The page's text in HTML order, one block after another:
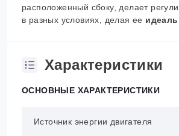
расположенный сбоку, делает
в разных условиях, делая ее
Характеристики
ОСНОВНЫЕ ХАРАКТЕРИСТИКИ
Источник энергии двигателя